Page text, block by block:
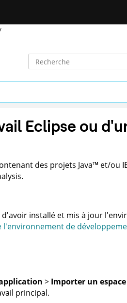
Eclipse ou
des projets Java™ et/ou
.
installé et mis à jour
l'environnement de
> Importer un
principal.